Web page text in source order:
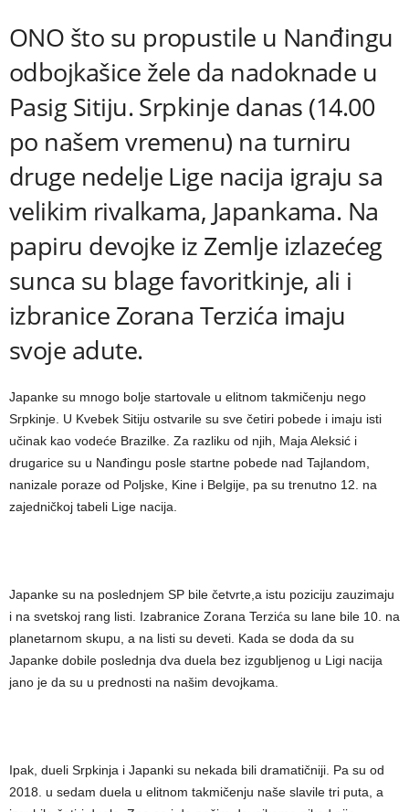
ONO što su propustile u Nanđingu
odbojkašice žele da nadoknade u
Pasig Sitiju. Srpkinje danas (14.00
po našem vremenu) na turniru
druge nedelje Lige nacija igraju sa
velikim rivalkama, Japankama. Na
papiru devojke iz Zemlje izlazećeg
sunca su blage favoritkinje, ali i
izbranice Zorana Terzića imaju
svoje adute.
Japanke su mnogo bolje startovale u elitnom takmičenju nego
Srpkinje. U Kvebek Sitiju ostvarile su sve četiri pobede i imaju isti
učinak kao vodeće Brazilke. Za razliku od njih, Maja Aleksić i
drugarice su u Nanđingu posle startne pobede nad Tajlandom,
nanizale poraze od Poljske, Kine i Belgije, pa su trenutno 12. na
zajedničkoj tabeli Lige nacija.
Japanke su na poslednjem SP bile četvrte,a istu poziciju zauzimaju
i na svetskoj rang listi. Izabranice Zorana Terzića su lane bile 10. na
planetarnom skupu, a na listi su deveti. Kada se doda da su
Japanke dobile poslednja dva duela bez izgubljenog u Ligi nacija
jano je da su u prednosti na našim devojkama.
Ipak, dueli Srpkinja i Japanki su nekada bili dramatičniji. Pa su od
2018. u sedam duela u elitnom takmičenju naše slavile tri puta, a